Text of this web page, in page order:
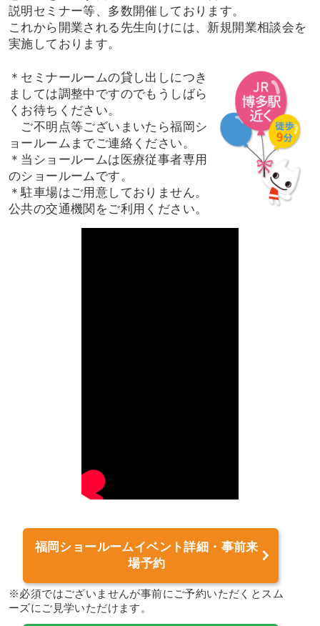
説明セミナー等、多数開催しております。
これから開業される先生向けには、新規開業相談会を
実施しております。
＊セミナールームの貸し出しにつき
ましては調整中ですのでもうしばら
くお待ちください。
ご不明点等ございまいたら福岡シ
ョールームまでご連絡ください。
＊当ショールームは医療従事者専用
のショールームです。
＊駐車場はご用意しておりません。
公共の交通機関をご利用ください。
福岡ショールームイベント詳細・事前来
場予約
※必須ではございませんが事前にご予約いただくとスム
ーズにご見学いただけます。